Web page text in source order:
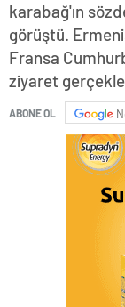
karabağ'ın
görüştü.
Fransa
ziyaret
ABONE OL